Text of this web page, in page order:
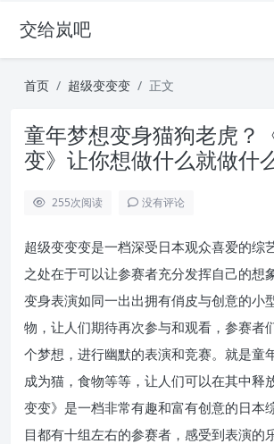
交给岚吧
首页 超级变变变 正文
童年梦想变身猫狗老虎？
变》让你想做什么就做什
255次阅读 没有评论
超级变变变是一档深受日本观众喜爱的综
之处在于可以让参赛者充分发挥自己的想
变身表演如同一出出拥有俏皮与创意的小
物，让人们期待再次参与和观看，参赛者
个梦想，进行幽默的表演和竞赛。就是
成为猫，食物等等，让人们可以在其中释
变变》是一档非常有趣和富有创意的日本
目都有十组左右的参赛者，感受到表演的